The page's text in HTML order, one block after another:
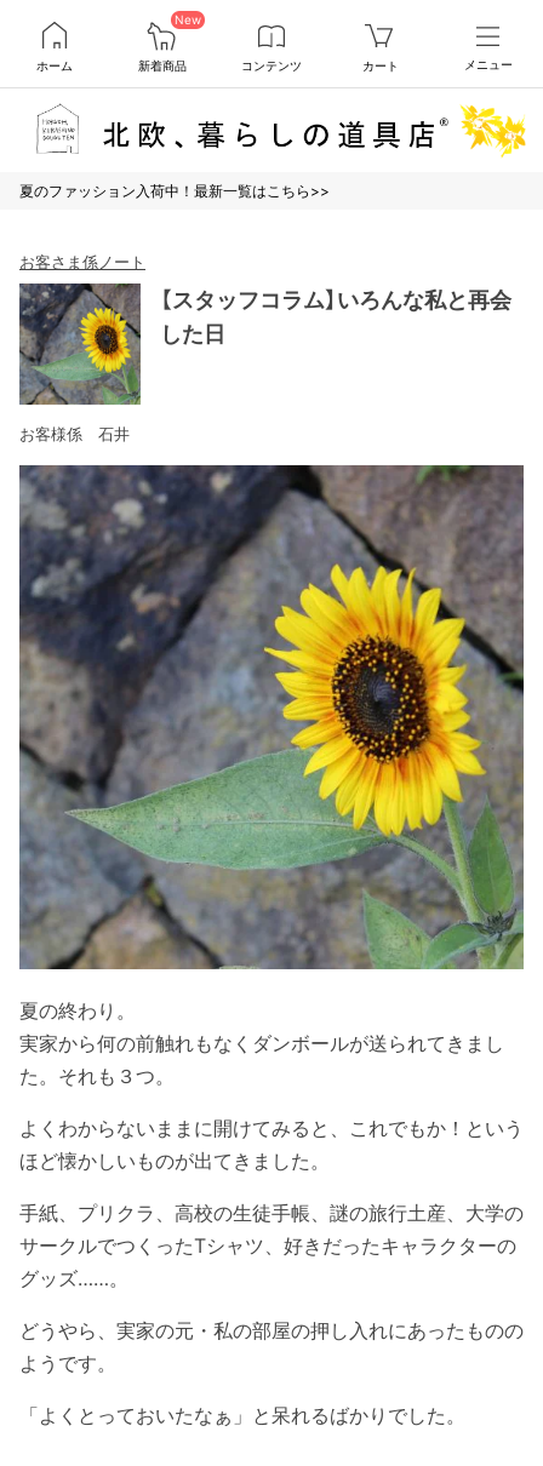
ホーム
New
新着商品 コンテンツ カート メニュー
夏のファッション入荷中！最新一覧はこちら>>
お客さま係ノート
【スタッフコラム】いろんな私と再会
した日
お客様係 石井
夏の終わり。
実家から何の前触れもなくダンボールが送られてきまし
た。それも３つ。
よくわからないままに開けてみると、これでもか！という
ほど懐かしいものが出てきました。
手紙、プリクラ、高校の生徒手帳、謎の旅行土産、大学の
サークルでつくったTシャツ、好きだったキャラクターの
グッズ……。
どうやら、実家の元・私の部屋の押し入れにあったものの
ようです。
「よくとっておいたなぁ」と呆れるばかりでした。